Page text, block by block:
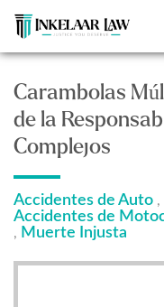
Carambolas
de la
Complejos
Accidentes de Auto ,
Accidentes de
, Muerte Injusta